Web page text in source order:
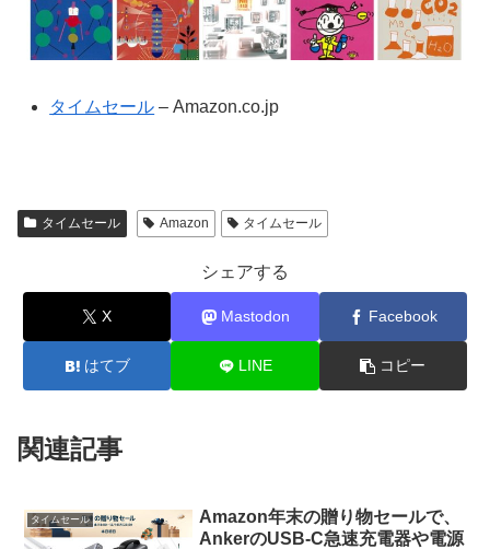
タイムセール – Amazon.co.jp
タイムセール Amazon タイムセール
シェアする
X Mastodon Facebook
はてブ LINE コピー
関連記事
タイムセール
Amazon年末の贈り物セールで、
AnkerのUSB-C急速充電器や電源